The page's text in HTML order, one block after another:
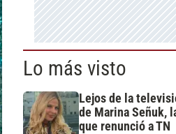
Lo más visto
Lejos de la
de Marina Señuk,
que renunció a TN